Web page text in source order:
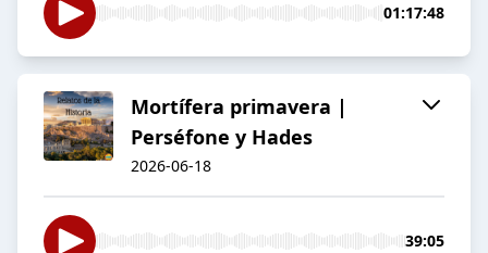
01:17:48
Mortífera primavera |
Perséfone y Hades
2026-06-18
39:05